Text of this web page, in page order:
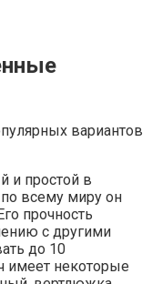
вариантов
и простой в
всему миру он
прочность
с другими
до 10
имеет некоторые